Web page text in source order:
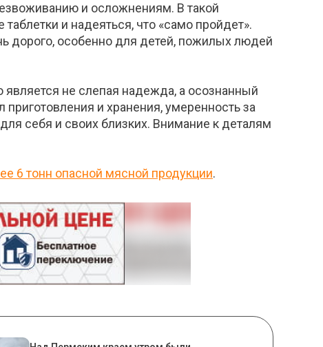
и осложнениям. В такой
и надеяться, что «само пройдет».
дорого, особенно для детей, пожилых людей
является не слепая надежда, а осознанный
и хранения, умеренность за
себя и своих близких. Внимание к деталям
6 тонн опасной мясной продукции.